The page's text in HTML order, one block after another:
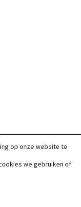
op onze website te
we gebruiken of